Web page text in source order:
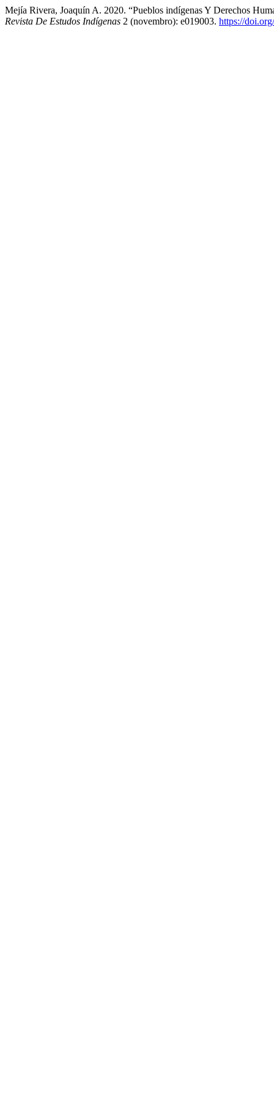
Mejía Rivera, Joaquín A. 2020. “Pueblos indígenas Y Derechos
Revista De Estudos Indígenas 2 (novembro): e019003. https://